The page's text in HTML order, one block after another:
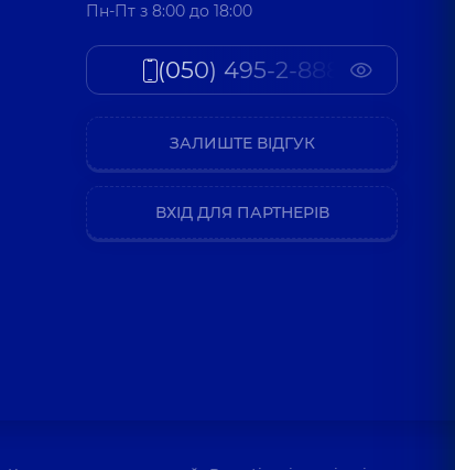
Пн-Пт з 8:00 до 18:00
(050) 495-2-888
ЗАЛИШТЕ ВІДГУК
ВХІД ДЛЯ ПАРТНЕРІВ